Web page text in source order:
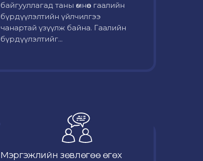
байгууллагад таны өмнөөс гаалийн
бүрдүүлэлтийн үйлчилгээ
чанартай үзүүлж байна. Гаалийн
бүрдүүлэлтийг...
Мэргэжлийн зөвлөгөө өгөх